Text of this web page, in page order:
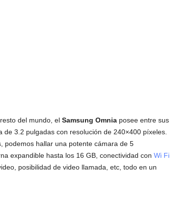
del mundo, el Samsung Omniaposee entre sus
3.2 pulgadas con resolución de 240×400 píxeles.
podemos hallar una potente cámara de 5
expandible hasta los 16 GB, conectividad con Wi Fi
posibilidad de video llamada, etc, todo en un